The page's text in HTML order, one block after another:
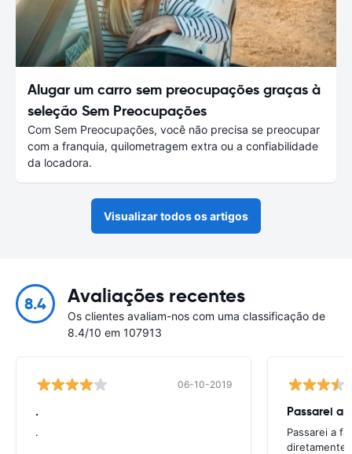
Alugar um carro sem preocupações graças à
seleção Sem Preocupações
Com Sem Preocupações, você não precisa se preocupar
com a franquia, quilometragem extra ou a confiabilidade
da locadora.
Visualizar todos os artigos
8.4 Avaliações recentes
Os clientes avaliam-nos com uma classificação de
8.4/10 em 107913
06-10-2019
.
.
Passarei a
Passarei a
diretamente